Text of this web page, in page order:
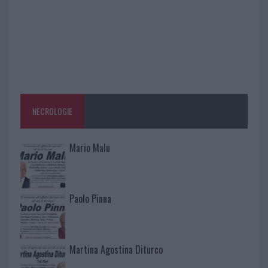
NECROLOGIE
Mario Malu
Paolo Pinna
Martina Agostina Diturco